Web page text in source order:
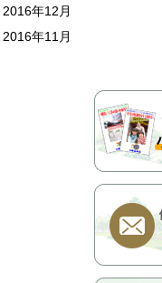
2016年12月
2016年11月